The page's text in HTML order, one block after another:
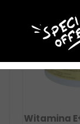
Witamina